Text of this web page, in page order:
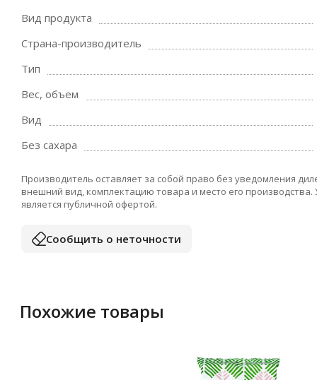
Вид продукта
Страна-производитель
Тип
Вес, объем
Вид
Без сахара
Производитель оставляет за собой право без уведомления
внешний вид, комплектацию товара и место его
является публичной офертой.
Сообщить о неточности
Похожие товары